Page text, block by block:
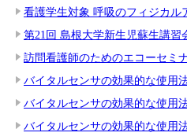
看護学生対象 呼吸のフィジカル
第21回 島根大学新生児蘇生講
訪問看護師のためのエコーセミ
バイタルセンサの効果的な使用
バイタルセンサの効果的な使用
バイタルセンサの効果的な使用